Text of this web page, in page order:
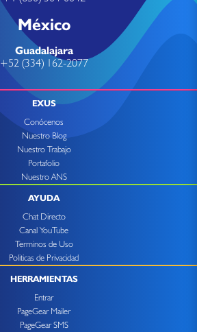
México
Guadalajara
+52 (334) 162-2077
EXUS
Conócenos
Nuestro Blog
Nuestro Trabajo
Portafolio
Nuestro ANS
AYUDA
Chat Directo
Canal YouTube
Terminos de Uso
Politicas de Privacidad
HERRAMIENTAS
Entrar
PageGear Mailer
PageGear SMS